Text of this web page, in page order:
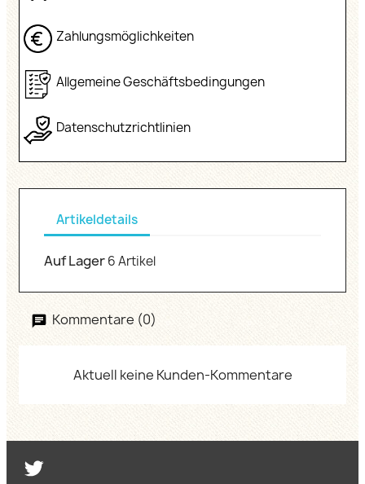
Zahlungsmöglichkeiten
Allgemeine Geschäftsbedingungen
Datenschutzrichtlinien
Artikeldetails
Auf Lager6 Artikel
Kommentare (0)
Aktuell keine Kunden-Kommentare